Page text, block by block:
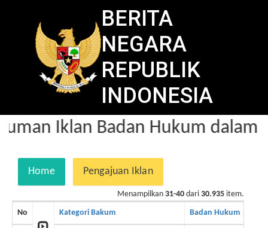
BERITA
NEGARA
REPUBLIK
INDONESIA
Iklan Badan Hukum dalam
Home Pengajuan Iklan
Menampilkan 31-40 dari 30.935 item.
No Kategori Bakum Badan Hukum